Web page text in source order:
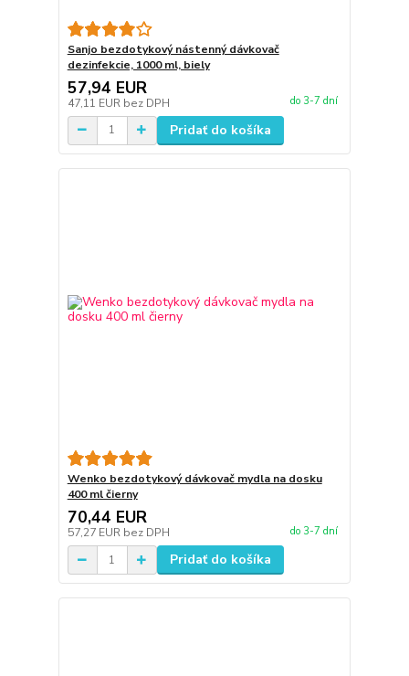
Sanjo bezdotykový nástenný dávkovač
dezinfekcie, 1000 ml, biely
57,94 EUR
47,11 EUR bez DPH do 3-7 dní
Pridať do košíka
Wenko bezdotykový dávkovač mydla na dosku
400 ml čierny
70,44 EUR
57,27 EUR bez DPH do 3-7 dní
Pridať do košíka